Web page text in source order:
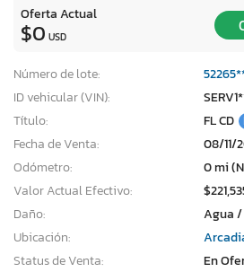
Oferta Actual
$0 USD
Número de lote:
ID vehicular (VIN):
Título:
FL CD
Fecha de Venta:
08/11/
Odómetro:
0 mi
Valor Actual Efectivo:
Daño:
Agua
Ubicación:
Status de Venta:
En